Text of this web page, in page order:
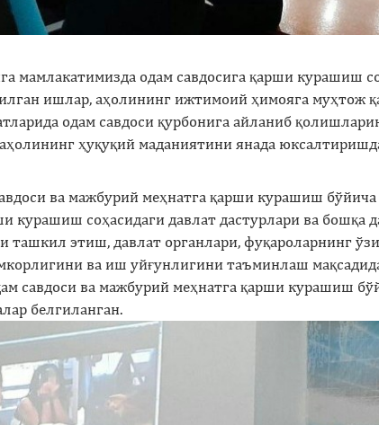
мамлакатимизда одам савдосига қарши
ишлар, аҳолининг ижтимоий ҳимояга
одам савдоси қурбонига айланиб
ҳуқуқий маданиятини янада
ва мажбурий меҳнатга қарши курашиш
курашиш соҳасидаги давлат дастурлари ва
ташкил этиш, давлат органлари, фуқароларнинг
ва иш уйғунлигини таъминлаш
савдоси ва мажбурий меҳнатга қарши курашиш
белгиланган.